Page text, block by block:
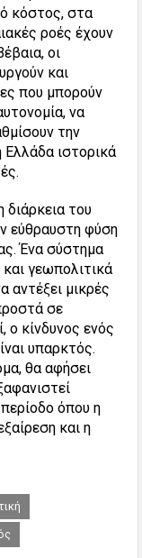
κόστος, στα
ροές έχουν
οι
και
που μπορούν
να
την
ιστορικά
διάρκεια του
εύθραυστη φύση
Ένα σύστημα
γεωπολιτικά
αντέξει μικρές
σε
ο κίνδυνος ενός
υπαρκτός.
θα αφήσει
όπου η
και η